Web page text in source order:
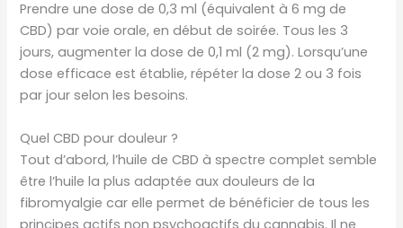
Prendre une dose de 0,3 ml (équivalent à 6 mg de
CBD) par voie orale, en début de soirée. Tous les 3
jours, augmenter la dose de 0,1 ml (2 mg). Lorsqu’une
dose efficace est établie, répéter la dose 2 ou 3 fois
par jour selon les besoins.
Quel CBD pour douleur ?
Tout d’abord, l’huile de CBD à spectre complet semble
être l’huile la plus adaptée aux douleurs de la
fibromyalgie car elle permet de bénéficier de tous les
principes actifs non psychoactifs du cannabis. Il ne